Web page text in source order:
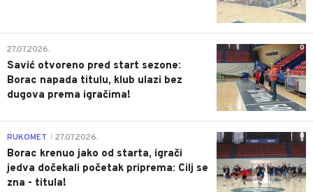
0
27.07.2026.
Savić otvoreno pred start sezone:
Borac napada titulu, klub ulazi bez
dugova prema igračima!
0
RUKOMET 27.07.2026.
Borac krenuo jako od starta, igrači
jedva dočekali početak priprema: Cilj se
zna - titula!